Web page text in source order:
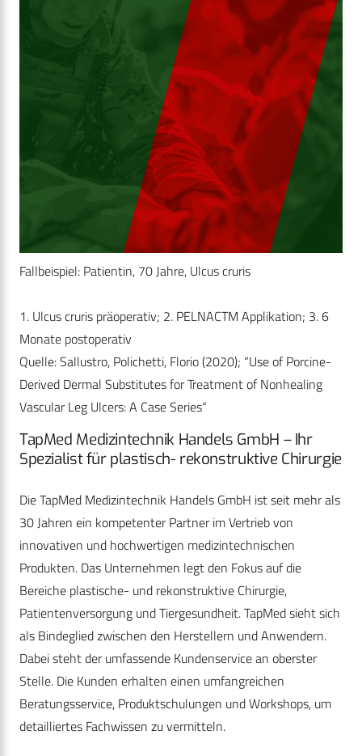
Fallbeispiel: Patientin, 70 Jahre, Ulcus cruris
1. Ulcus cruris präoperativ; 2. PELNACTM Applikation; 3. 6
Monate postoperativ
Quelle: Sallustro, Polichetti, Florio (2020); “Use of Porcine-
Derived Dermal Substitutes for Treatment of Nonhealing
Vascular Leg Ulcers: A Case Series“
TapMed Medizintechnik Handels GmbH – Ihr
Spezialist für plastisch- rekonstruktive Chirurgie
Die TapMed Medizintechnik Handels GmbH ist seit mehr als
30 Jahren ein kompetenter Partner im Vertrieb von
innovativen und hochwertigen medizintechnischen
Produkten. Das Unternehmen legt den Fokus auf die
Bereiche plastische- und rekonstruktive Chirurgie,
Patientenversorgung und Tiergesundheit. TapMed sieht sich
als Bindeglied zwischen den Herstellern und Anwendern.
Dabei steht der umfassende Kundenservice an oberster
Stelle. Die Kunden erhalten einen umfangreichen
Beratungsservice, Produktschulungen und Workshops, um
detailliertes Fachwissen zu vermitteln.